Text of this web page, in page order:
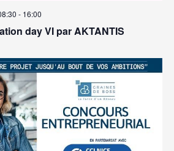
day VI par AKTANTIS
- 16:00